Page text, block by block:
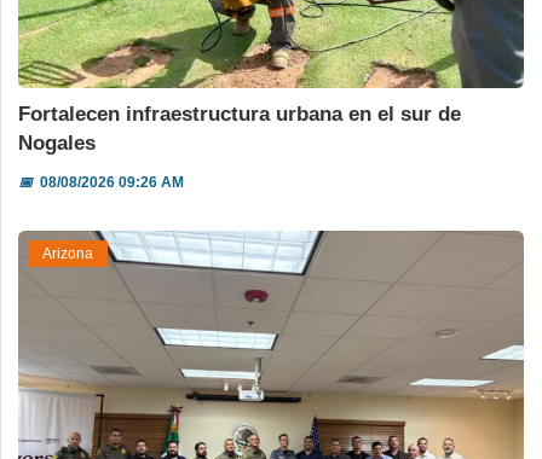
Fortalecen infraestructura urbana en el sur de
Nogales
📅08/08/2026 09:26 AM
Arizona